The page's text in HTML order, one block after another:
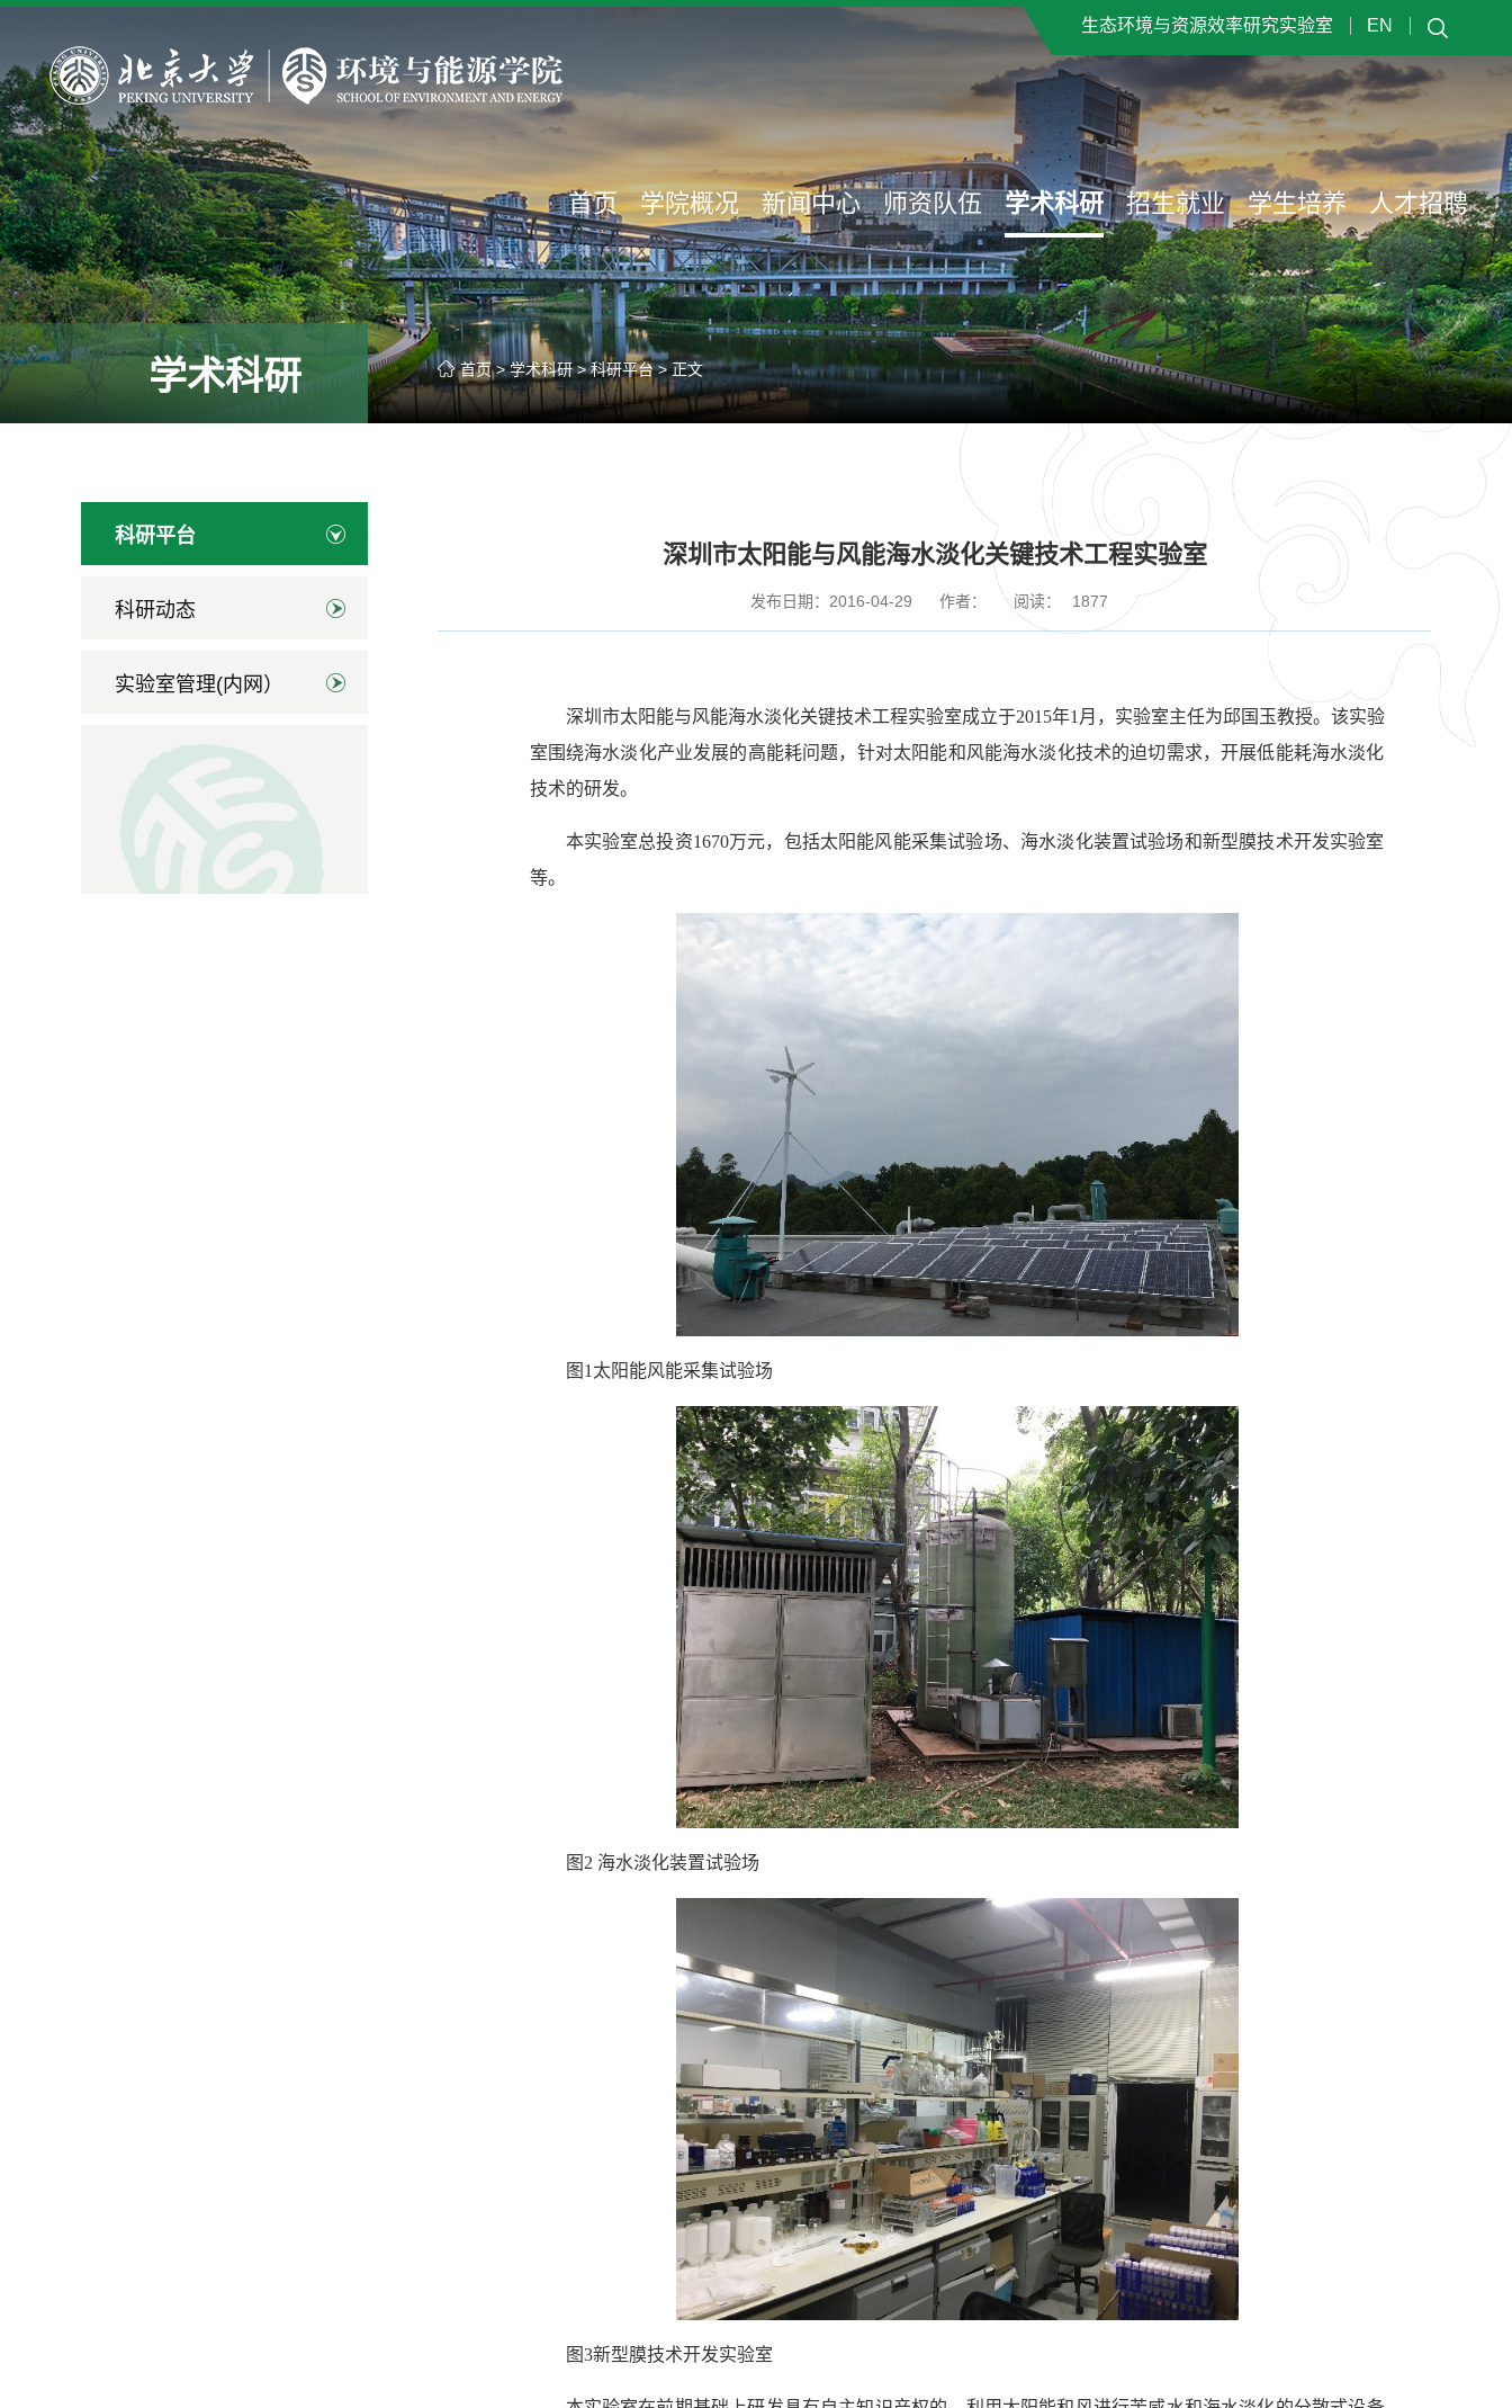
生态环境与资源效率研究实验室 EN
首页 学院概况 新闻中心 师资队伍 学术科研 招生就业 学生培养 人才招聘
学术科研 首页>学术科研>科研平台> 正文
科研平台
科研动态
实验室管理(内网）
深圳市太阳能与风能海水淡化关键技术工程实验室
发布日期：2016-04-29 作者： 阅读： 1877
深圳市太阳能与风能海水淡化关键技术工程实验室成立于2015年1月，实验室主任为邱国玉教授。该实验
室围绕海水淡化产业发展的高能耗问题，针对太阳能和风能海水淡化技术的迫切需求，开展低能耗海水淡化
技术的研发。
本实验室总投资1670万元，包括太阳能风能采集试验场、海水淡化装置试验场和新型膜技术开发实验室
等。
图 1 太阳能风能采集试验场
图2 海水淡化装置试验场
图3新型膜技术开发实验室